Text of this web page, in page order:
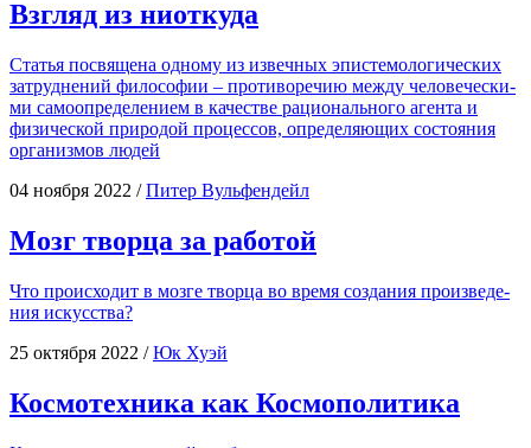
Взгляд из ниоткуда
Ста­тья посвя­ще­на одно­му из извеч­ных эпи­сте­мо­ло­ги­че­ских
затруд­не­ний фило­со­фии – про­ти­во­ре­чию меж­ду чело­ве­че­ски­
ми само­опре­де­ле­ни­ем в каче­стве раци­о­наль­но­го аген­та и
физи­че­ской при­ро­дой про­цес­сов, опре­де­ля­ю­щих состо­я­ния
орга­низ­мов людей
04 ноября 2022 /Питер Вульфендейл
Мозг творца за работой
Что про­ис­хо­дит в моз­ге твор­ца во вре­мя созда­ния про­из­ве­де­
ния искусства?
25 октября 2022 /Юк Хуэй
Космотехника как Космополитика